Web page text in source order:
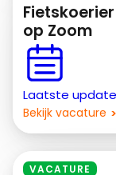
op Zoom
Laatste
Bekijk vacature
VACATURE